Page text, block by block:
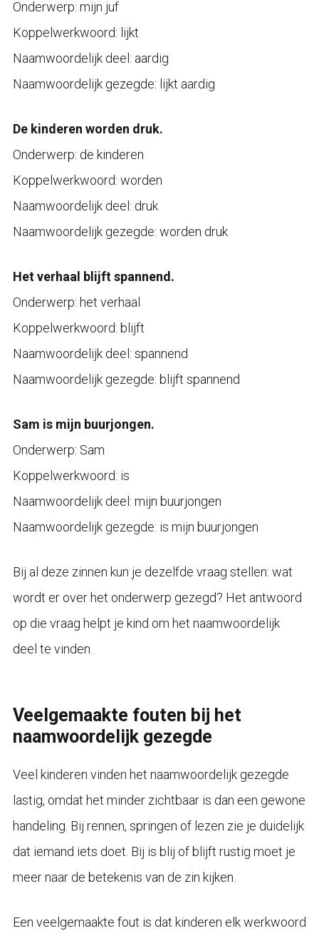
Onderwerp: mijn juf
Koppelwerkwoord: lijkt
Naamwoordelijk deel: aardig
Naamwoordelijk gezegde: lijkt aardig
De kinderen worden druk.
Onderwerp: de kinderen
Koppelwerkwoord: worden
Naamwoordelijk deel: druk
Naamwoordelijk gezegde: worden druk
Het verhaal blijft spannend.
Onderwerp: het verhaal
Koppelwerkwoord: blijft
Naamwoordelijk deel: spannend
Naamwoordelijk gezegde: blijft spannend
Sam is mijn buurjongen.
Onderwerp: Sam
Koppelwerkwoord: is
Naamwoordelijk deel: mijn buurjongen
Naamwoordelijk gezegde: is mijn buurjongen
Bij al deze zinnen kun je dezelfde vraag stellen: wat
wordt er over het onderwerp gezegd? Het antwoord
op die vraag helpt je kind om het naamwoordelijk
deel te vinden.
Veelgemaakte fouten bij het
naamwoordelijk gezegde
Veel kinderen vinden het naamwoordelijk gezegde
lastig, omdat het minder zichtbaar is dan een gewone
handeling. Bij rennen, springen of lezen zie je duidelijk
dat iemand iets doet. Bij is blij of blijft rustig moet je
meer naar de betekenis van de zin kijken.
Een veelgemaakte fout is dat kinderen elk werkwoord